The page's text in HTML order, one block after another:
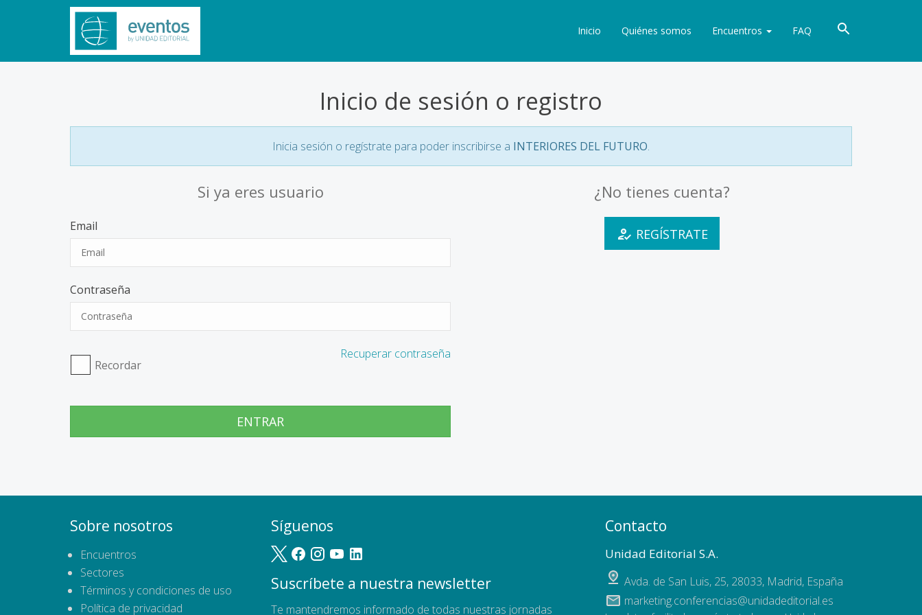
Inicio Quiénes somos Encuentros FAQ
Inicio de sesión o registro
Inicia sesión o regístrate para poder inscribirse a INTERIORES DEL FUTURO.
Si ya eres usuario
Email
Contraseña
Recordar
Recuperar contraseña
ENTRAR
¿No tienes cuenta?
REGÍSTRATE
Sobre nosotros
Encuentros
Sectores
Términos y condiciones de uso
Política de privacidad
Síguenos
Suscríbete a nuestra newsletter
Te mantendremos informado de todas nuestras jornadas
Contacto
Unidad Editorial S.A.
Avda. de San Luis, 25, 28033, Madrid, España
marketing.conferencias@unidadeditorial.es